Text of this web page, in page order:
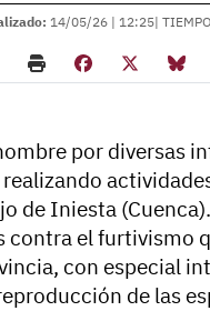
14/05/26 | 12:25|
por diversas
de Iniesta
contra el furtivismo
con especial
de las